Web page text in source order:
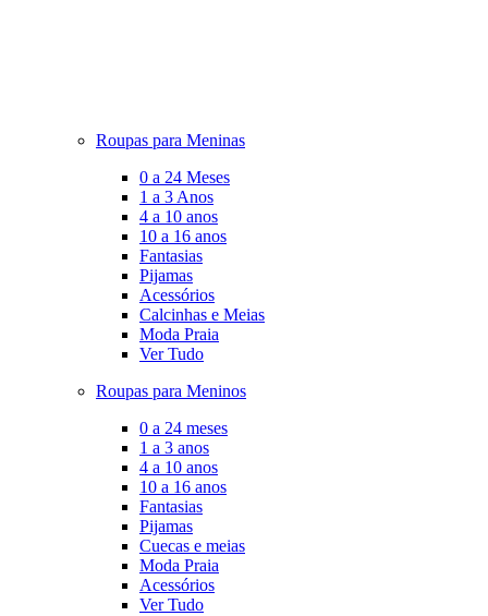
Roupas para Meninas
0 a 24 Meses
1 a 3 Anos
4 a 10 anos
10 a 16 anos
Fantasias
Pijamas
Acessórios
Calcinhas e Meias
Moda Praia
Ver Tudo
Roupas para Meninos
0 a 24 meses
1 a 3 anos
4 a 10 anos
10 a 16 anos
Fantasias
Pijamas
Cuecas e meias
Moda Praia
Acessórios
Ver Tudo